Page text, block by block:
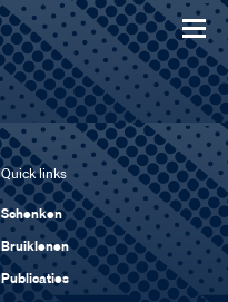
Quick links
Schenken
Bruiklenen
Publicaties